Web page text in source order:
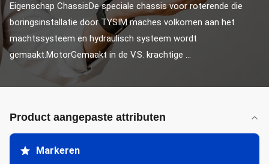
Eigenschap ChassisDe speciale chassis voor roterende die
boringsinstallatie door TYSIM maches volkomen aan het
machtssysteem en hydraulisch systeem wordt
gemaakt.MotorGemaakt in de V.S. krachtige ...
Product aangepaste attributen
Markeren